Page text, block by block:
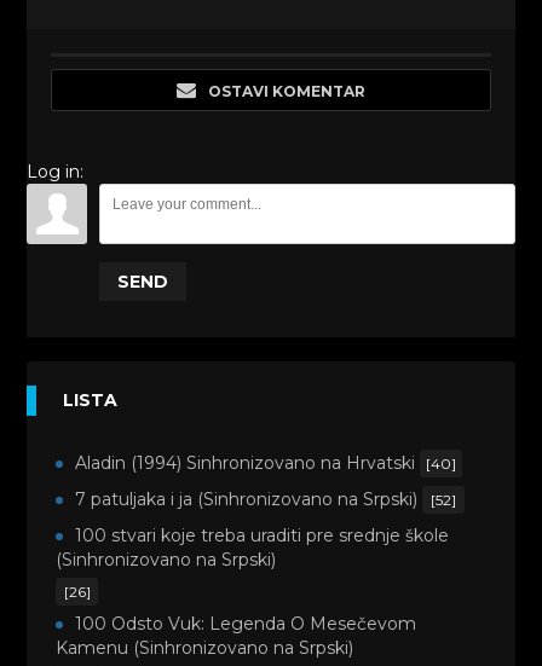
OSTAVI KOMENTAR
Log in:
SEND
LISTA
Aladin (1994) Sinhronizovano na Hrvatski [40]
7 patuljaka i ja (Sinhronizovano na Srpski) [52]
100 stvari koje treba uraditi pre srednje škole
(Sinhronizovano na Srpski)
[26]
100 Odsto Vuk: Legenda O Mesečevom
Kamenu (Sinhronizovano na Srpski)